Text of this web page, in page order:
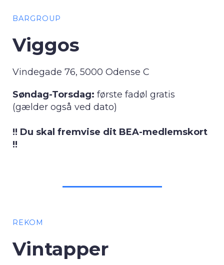
BARGROUP
Viggos
Vindegade 76, 5000 Odense C
Søndag-Torsdag: første fadøl gratis
(gælder også ved dato)
!! Du skal fremvise dit BEA-medlemskort
!!
REKOM
Vintapper